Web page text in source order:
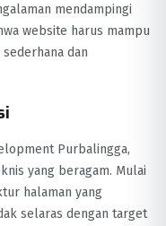
mendampingi
website harus mampu
dan
Purbalingga,
yang beragam. Mulai
halaman yang
selaras dengan target